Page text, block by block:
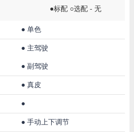
●标配 ○选配 - 无
● 单色
● 主驾驶
● 副驾驶
● 真皮
●
● 手动上下调节